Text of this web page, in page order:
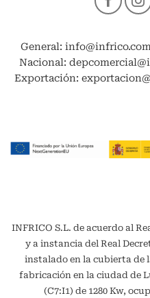
General: info@infrico.com
Nacional:
Exportación:
INFRICO S.L. de acuerdo al
y a instancia del Real
instalado en la cubierta de
fabricación en la ciudad de
(C7:I1) de 1280 Kw,